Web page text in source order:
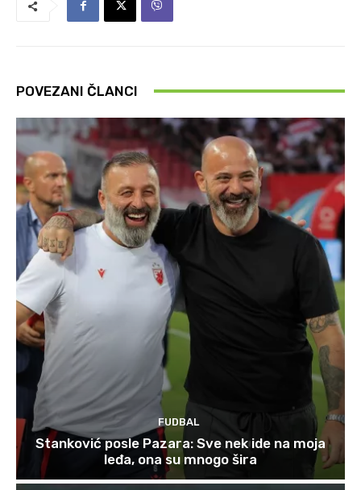
POVEZANI ČLANCI
FUDBAL
Stanković posle Pazara: Sve nek ide na moja
leđa, ona su mnogo šira